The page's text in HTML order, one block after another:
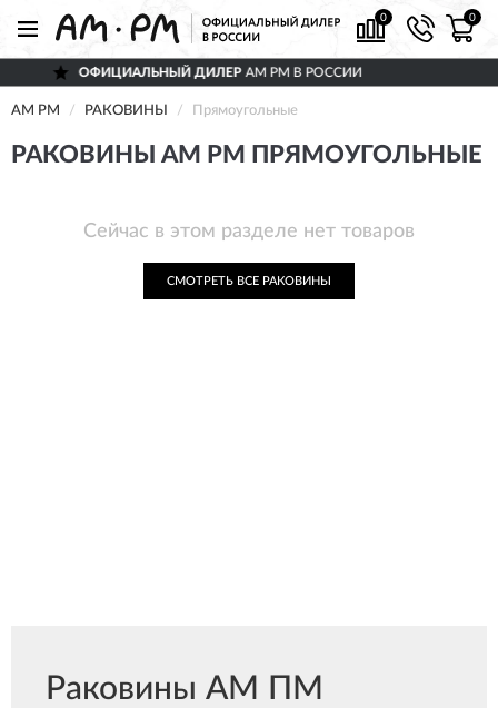
0 0
ОФИЦИАЛЬНЫЙ ДИЛЕР AM PM В РОССИИ
AM PM РАКОВИНЫ Прямоугольные
РАКОВИНЫ AM PM ПРЯМОУГОЛЬНЫЕ
Сейчас в этом разделе нет товаров
СМОТРЕТЬ ВСЕ РАКОВИНЫ
Раковины АМ ПМ